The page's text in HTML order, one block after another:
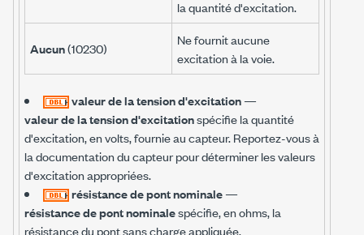
la quantité d'excitation.
Aucun(10230)
Ne fournit aucune
excitation à la voie.
valeur de la tension d'excitation—
valeur de la tension d'excitationspécifie la quantité
d'excitation, en volts, fournie au capteur. Reportez-vous à
la documentation du capteur pour déterminer les valeurs
d'excitation appropriées.
résistance de pont nominale—
résistance de pont nominalespécifie, en ohms, la
résistance du pont sans charge appliquée.